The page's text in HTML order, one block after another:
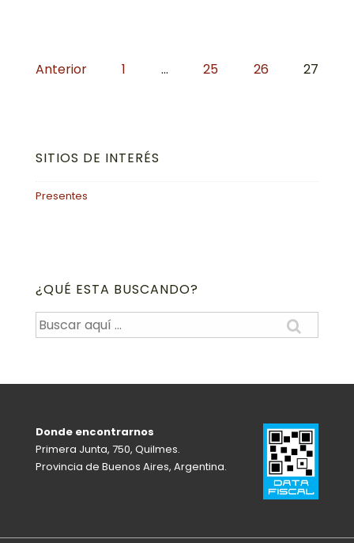
Navegación
Anterior 1 … 25 26 27
SITIOS DE INTERÉS
Presentes
¿QUÉ ESTA BUSCANDO?
Buscar
por:
Donde encontrarnos
Primera Junta, 750, Quilmes.
Provincia de Buenos Aires, Argentina.